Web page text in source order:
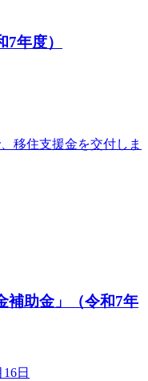
年度）
移住支援金を交付しま
補助金」（令和7年
日